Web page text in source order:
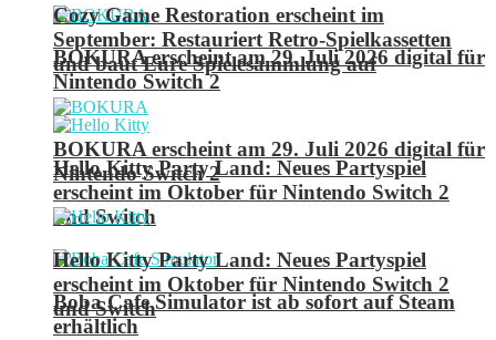
BOKURA erscheint am 29. Juli 2026 digital für
Nintendo Switch 2
Hello Kitty Party Land: Neues Partyspiel
erscheint im Oktober für Nintendo Switch 2
und Switch
Boba Cafe Simulator ist ab sofort auf Steam
erhältlich
Cozy Game Restoration erscheint im
September: Restauriert Retro-Spielkassetten
und baut Eure Spielesammlung auf
BOKURA erscheint am 29. Juli 2026 digital für
Nintendo Switch 2
Hello Kitty Party Land: Neues Partyspiel
erscheint im Oktober für Nintendo Switch 2
und Switch